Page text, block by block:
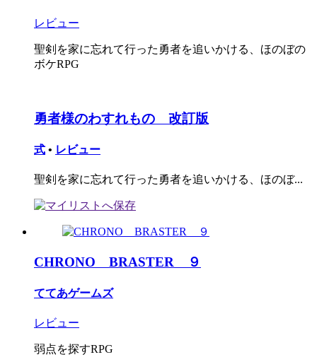
レビュー
聖剣を家に忘れて行った勇者を追いかける、ほのぼの
ボケRPG
勇者様のわすれもの 改訂版
式 • レビュー
聖剣を家に忘れて行った勇者を追いかける、ほのぼ...
CHRONO BRASTER ９
ててあゲームズ
レビュー
弱点を探すRPG